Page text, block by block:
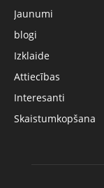
Jaunumi
blogi
Izklaide
Attiecības
Interesanti
Skaistumkopšana